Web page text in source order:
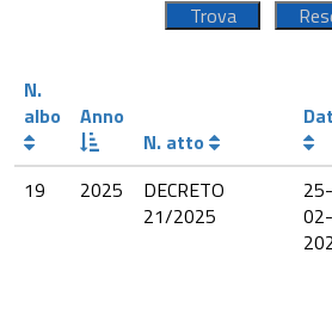
N.
albo
Anno
N. atto
19
2025
DECRETO
21/2025
25-
02-